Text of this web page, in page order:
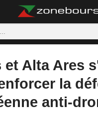
et Alta Ares
la
anti-